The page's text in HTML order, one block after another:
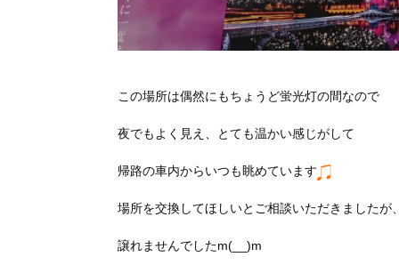
この場所は偶然にもちょうど蛍光灯の間なので
夜でもよく見え、とても温かい感じがして
帰路の車内からいつも眺めています
場所を交換してほしいとご相談いただきましたが
譲れませんでしたm(__)m